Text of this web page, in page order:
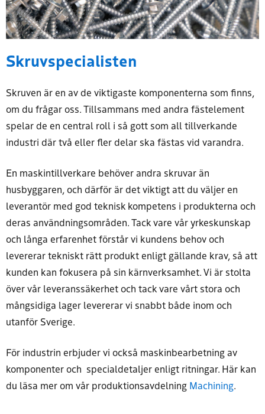
Skruvspecialisten
Skruven är en av de viktigaste komponenterna som finns,
om du frågar oss. Tillsammans med andra fästelement
spelar de en central roll i så gott som all tillverkande
industri där två eller fler delar ska fästas vid varandra.
En maskintillverkare behöver andra skruvar än
husbyggaren, och därför är det viktigt att du väljer en
leverantör med god teknisk kompetens i produkterna och
deras användningsområden. Tack vare vår yrkeskunskap
och långa erfarenhet förstår vi kundens behov och
levererar tekniskt rätt produkt enligt gällande krav, så att
kunden kan fokusera på sin kärnverksamhet. Vi är stolta
över vår leveranssäkerhet och tack vare vårt stora och
mångsidiga lager levererar vi snabbt både inom och
utanför Sverige.
För industrin erbjuder vi också maskinbearbetning av
komponenter och specialdetaljer enligt ritningar. Här kan
du läsa mer om vår produktionsavdelning Machining.